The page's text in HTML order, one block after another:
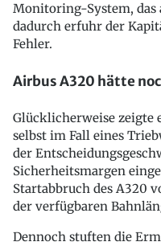
Monitoring-System, das
dadurch erfuhr der
Fehler.
Airbus A320 hätte
Glücklicherweise zeigte
selbst im Fall eines
der
Sicherheitsmargen
Startabbruch des A320
der verfügbaren
Dennoch stuften die